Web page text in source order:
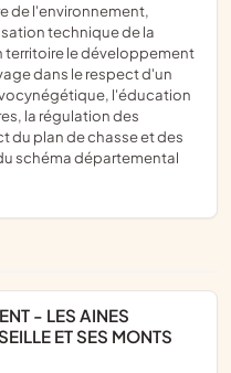
technique de la
territoire le développement
dans le respect d'un
l'éducation
la régulation des
du plan de chasse et des
schéma départemental
ET SES MONTS